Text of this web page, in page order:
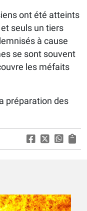
ont été atteints
seuls un tiers
à cause
se sont souvent
les méfaits
préparation des